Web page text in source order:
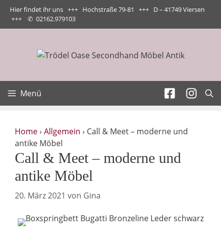
Zum
Inhalt
springen
Hier findet ihr uns +++ Hochstraße 79-81 +++ D – 41749 Viersen
+++ ✆ 02162.979103
Menü
Home › Allgemein › Call & Meet – moderne und
antike Möbel
Call & Meet – moderne und
antike Möbel
20. März 2021 von Gina